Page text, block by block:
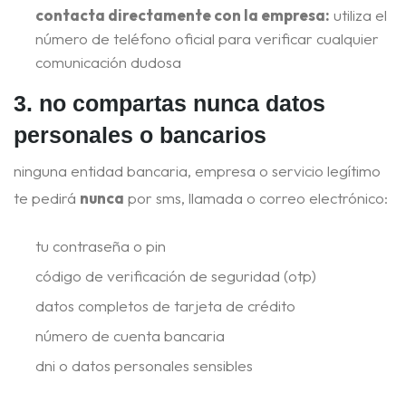
contacta directamente con la empresa: utiliza el
número de teléfono oficial para verificar cualquier
comunicación dudosa
3. no compartas nunca datos
personales o bancarios
ninguna entidad bancaria, empresa o servicio legítimo
te pedirá nunca por sms, llamada o correo electrónico:
tu contraseña o pin
código de verificación de seguridad (otp)
datos completos de tarjeta de crédito
número de cuenta bancaria
dni o datos personales sensibles